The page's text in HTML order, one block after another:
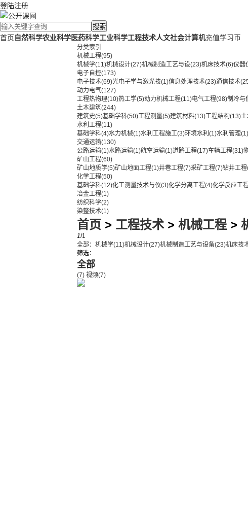
登陆注册
搜索
首页自然科学农业科学医药科学工业科学工程技术人文社会计算机充值学习币
分类索引
机械工程(95)
机械学(11)机械设计(27)机械制造工艺与设(23)机床技术(6)仪器
电子自控(173)
电子技术(69)光电子学与激光技(1)信息处理技术(23)通信技术
动力电气(127)
工程热物理(10)热工学(5)动力机械工程(11)电气工程(98)制冷与
土木建筑(244)
建筑史(5)基础学科(50)工程测量(5)建筑材料(13)工程结构(13)
水利工程(11)
基础学科(4)水力机械(1)水利工程施工(3)环境水利 (1)水利管理(1)
交通运输(130)
公路运输(1)水路运输(1)航空运输(1)道路工程(17)车辆工程(31)
矿山工程(60)
矿山地质学(5)矿山地面工程(1)井巷工程(7)采矿工程(7)钻井工程
化学工程(50)
基础学科(12)化工测量技术与仪(3)化学分离工程(4)化学反应工
冶金工程(1)
纺织科学(2)
染整技术(1)
首页 > 工程技术> 机械工程 >
1/1
全部： 机械学(11)机械设计(27)机械制造工艺与设备(23)机床技
筛选：
全部
(7) 视频(7)